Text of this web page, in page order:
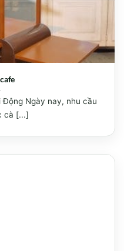
Động Ngày nay, nhu cầu
cà [...]